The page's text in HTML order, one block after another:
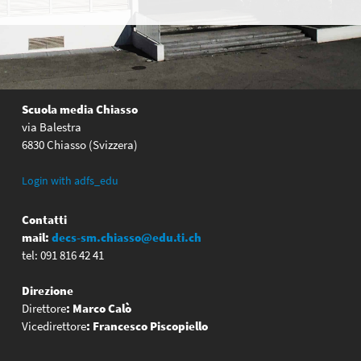
Scuola media Chiasso
via Balestra
6830 Chiasso (Svizzera)
Login with adfs_edu
Contatti
mail: decs-sm.chiasso@edu.ti.ch
tel: 091 816 42 41
Direzione
Direttore: Marco Calò
Vicedirettore: Francesco Piscopiello